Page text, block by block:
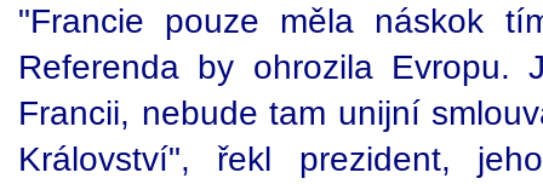
"Francie pouze měla náskok
Referenda by ohrozila Evropu.
Francii, nebude tam unijní
Království", řekl prezident,